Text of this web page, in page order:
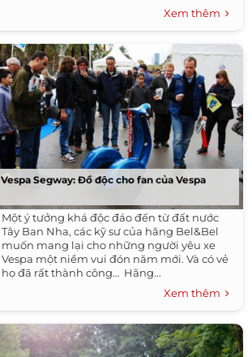
Xem thêm
Vespa Segway: Đồ độc cho fan của Vespa
Một ý tưởng khá độc đáo đến từ đất nước
Tây Ban Nha, các kỹ sư của hãng Bel&Bel
muốn mang lại cho những người yêu xe
Vespa một niềm vui đón năm mới. Và có vẻ
họ đã rất thành công… ​ Hãng...
Xem thêm